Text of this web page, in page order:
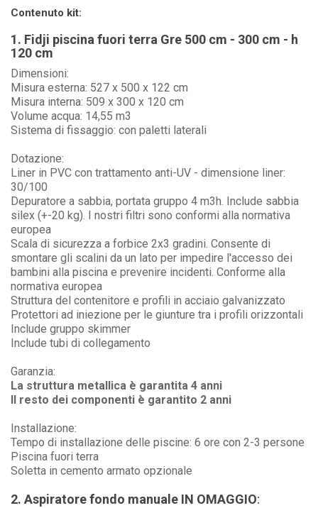
Contenuto kit:
1. Fidji piscina fuori terra Gre 500 cm - 300 cm - h
120 cm
Dimensioni:
Misura esterna: 527 x 500 x 122 cm
Misura interna: 509 x 300 x 120 cm
Volume acqua: 14,55 m3
Sistema di fissaggio: con paletti laterali
Dotazione:
Liner in PVC con trattamento anti-UV - dimensione liner:
30/100
Depuratore a sabbia, portata gruppo 4 m3h. Include sabbia
silex (+-20 kg). I nostri filtri sono conformi alla normativa
europea
Scala di sicurezza a forbice 2x3 gradini. Consente di
smontare gli scalini da un lato per impedire l'accesso dei
bambini alla piscina e prevenire incidenti. Conforme alla
normativa europea
Struttura del contenitore e profili in acciaio galvanizzato
Protettori ad iniezione per le giunture tra i profili orizzontali
Include gruppo skimmer
Include tubi di collegamento
Garanzia:
La struttura metallica è garantita 4 anni
Il resto dei componenti è garantito 2 anni
Installazione:
Tempo di installazione delle piscine: 6 ore con 2-3 persone
Piscina fuori terra
Soletta in cemento armato opzionale
2. Aspiratore fondo manuale IN OMAGGIO: